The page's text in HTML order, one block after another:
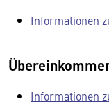
Informationen
Informationen